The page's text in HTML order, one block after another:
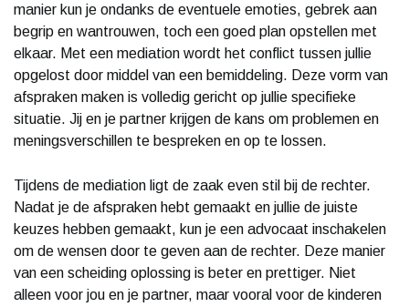
manier kun je ondanks de eventuele emoties, gebrek aan
begrip en wantrouwen, toch een goed plan opstellen met
elkaar. Met een mediation wordt het conflict tussen jullie
opgelost door middel van een bemiddeling. Deze vorm van
afspraken maken is volledig gericht op jullie specifieke
situatie. Jij en je partner krijgen de kans om problemen en
meningsverschillen te bespreken en op te lossen.
Tijdens de mediation ligt de zaak even stil bij de rechter.
Nadat je de afspraken hebt gemaakt en jullie de juiste
keuzes hebben gemaakt, kun je een advocaat inschakelen
om de wensen door te geven aan de rechter. Deze manier
van een scheiding oplossing is beter en prettiger. Niet
alleen voor jou en je partner, maar vooral voor de kinderen